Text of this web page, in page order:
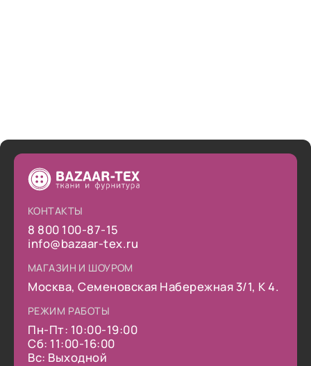
КОНТАКТЫ
8 800 100-87-15
info@bazaar-tex.ru
МАГАЗИН И ШОУРОМ
Москва, Семеновская Набережная 3/1, К 4.
РЕЖИМ РАБОТЫ
Пн-Пт: 10:00-19:00
Сб: 11:00-16:00
Вс: Выходной